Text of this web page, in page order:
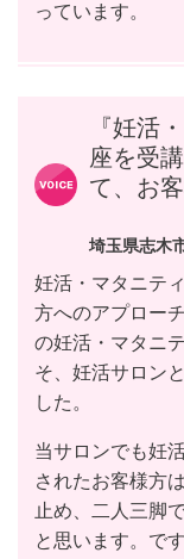
っています。
『妊活
座を受
て、お
埼玉県志木
妊活・マタニテ
方へのアプロー
の妊活・マタニ
そ、妊活サロン
した。
当サロンでも妊
されたお客様方
止め、二人三脚
と思います。で